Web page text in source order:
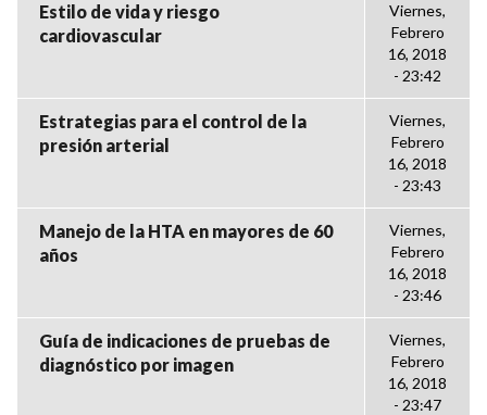
Estilo de vida y riesgo
cardiovascular
Viernes,
Febrero
16, 2018
- 23:42
Estrategias para el control de la
presión arterial
Viernes,
Febrero
16, 2018
- 23:43
Manejo de la HTA en mayores de 60
años
Viernes,
Febrero
16, 2018
- 23:46
Guía de indicaciones de pruebas de
diagnóstico por imagen
Viernes,
Febrero
16, 2018
- 23:47